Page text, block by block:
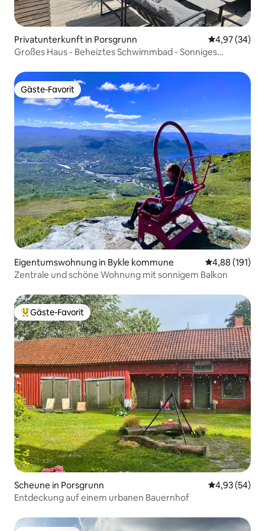
Privatunterkunft in Porsgrunn
4,97 (34)
Großes Haus - Beheiztes Schwimmbad - Sonniges
Gäste-Favorit
Gäste-Favorit
Eigentumswohnung in Bykle kommune
4,88 (191)
Zentrale und schöne Wohnung mit sonnigem Balkon
Beliebter Gäste-Favorit.
Gäste-Favorit
Scheune in Porsgrunn
4,93 (54)
Entdeckung auf einem urbanen Bauernhof